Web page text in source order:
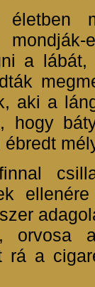
életben
a lábát,
aki a
hogy
orvosa
rá a